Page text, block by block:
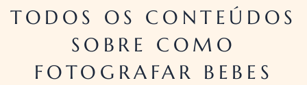
TODOS OS CONTEÚDOS
SOBRE COMO
FOTOGRAFAR BEBES